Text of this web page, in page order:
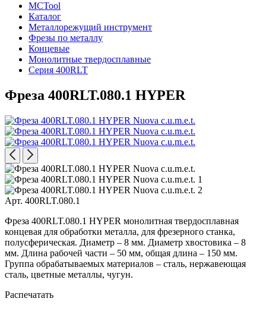
MCTool
Каталог
Металлорежущий инструмент
Фрезы по металлу
Концевые
Монолитные твердосплавные
Серия 400RLT
Фреза 400RLT.080.1 HYPER
Арт. 400RLT.080.1
Фреза 400RLT.080.1 HYPER монолитная твердосплавная
концевая для обработки металла, для фрезерного станка,
полусферическая. Диаметр – 8 мм. Диаметр хвостовика – 8
мм. Длина рабочей части – 50 мм, общая длина – 150 мм.
Группа обрабатываемых материалов – сталь, нержавеющая
сталь, цветные металлы, чугун.
Распечатать